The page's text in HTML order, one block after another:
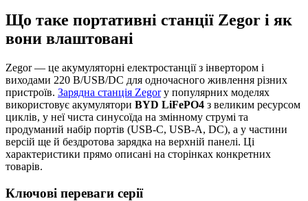
Що таке портативні станції Zegor і як
вони влаштовані
Zegor — це акумуляторні електростанції з інвертором і
виходами 220 В/USB/DC для одночасного живлення різних
пристроїв. Зарядна станція Zegorу популярних моделях
використовує акумулятори BYD LiFePO4 з великим ресурсом
циклів, у неї чиста синусоїда на змінному струмі та
продуманий набір портів (USB-C, USB-A, DC), а у частини
версій ще й бездротова зарядка на верхній панелі. Ці
характеристики прямо описані на сторінках конкретних
товарів.
Ключові переваги серії